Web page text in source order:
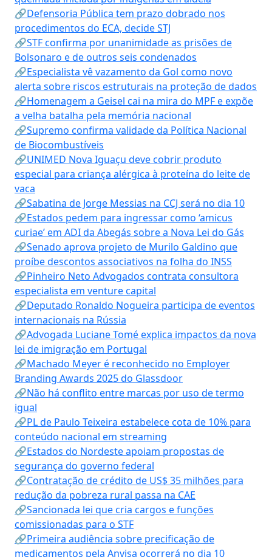
🔗Defensoria Pública tem prazo dobrado nos
procedimentos do ECA, decide STJ
🔗STF confirma por unanimidade as prisões de
Bolsonaro e de outros seis condenados
🔗Especialista vê vazamento da Gol como novo
alerta sobre riscos estruturais na proteção de dados
🔗Homenagem a Geisel cai na mira do MPF e expõe
a velha batalha pela memória nacional
🔗Supremo confirma validade da Política Nacional
de Biocombustíveis
🔗UNIMED Nova Iguaçu deve cobrir produto
especial para criança alérgica à proteína do leite de
vaca
🔗Sabatina de Jorge Messias na CCJ será no dia 10
🔗Estados pedem para ingressar como ‘amicus
curiae’ em ADI da Abegás sobre a Nova Lei do Gás
🔗Senado aprova projeto de Murilo Galdino que
proíbe descontos associativos na folha do INSS
🔗Pinheiro Neto Advogados contrata consultora
especialista em venture capital
🔗Deputado Ronaldo Nogueira participa de eventos
internacionais na Rússia
🔗Advogada Luciane Tomé explica impactos da nova
lei de imigração em Portugal
🔗Machado Meyer é reconhecido no Employer
Branding Awards 2025 do Glassdoor
🔗Não há conflito entre marcas por uso de termo
igual
🔗PL de Paulo Teixeira estabelece cota de 10% para
conteúdo nacional em streaming
🔗Estados do Nordeste apoiam propostas de
segurança do governo federal
🔗Contratação de crédito de US$ 35 milhões para
redução da pobreza rural passa na CAE
🔗Sancionada lei que cria cargos e funções
comissionadas para o STF
🔗Primeira audiência sobre precificação de
medicamentos pela Anvisa ocorrerá no dia 10